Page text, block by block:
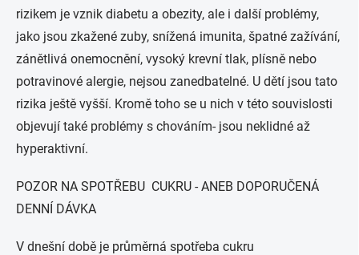
rizikem je vznik diabetu a obezity, ale i další problémy,
jako jsou zkažené zuby, snížená imunita, špatné zažívání,
zánětlivá onemocnění, vysoký krevní tlak, plísně nebo
potravinové alergie, nejsou zanedbatelné. U dětí jsou tato
rizika ještě vyšší. Kromě toho se u nich v této souvislosti
objevují také problémy s chováním- jsou neklidné až
hyperaktivní.
POZOR NA SPOTŘEBU CUKRU - ANEB DOPORUČENÁ
DENNÍ DÁVKA
V dnešní době je průměrná spotřeba cukru